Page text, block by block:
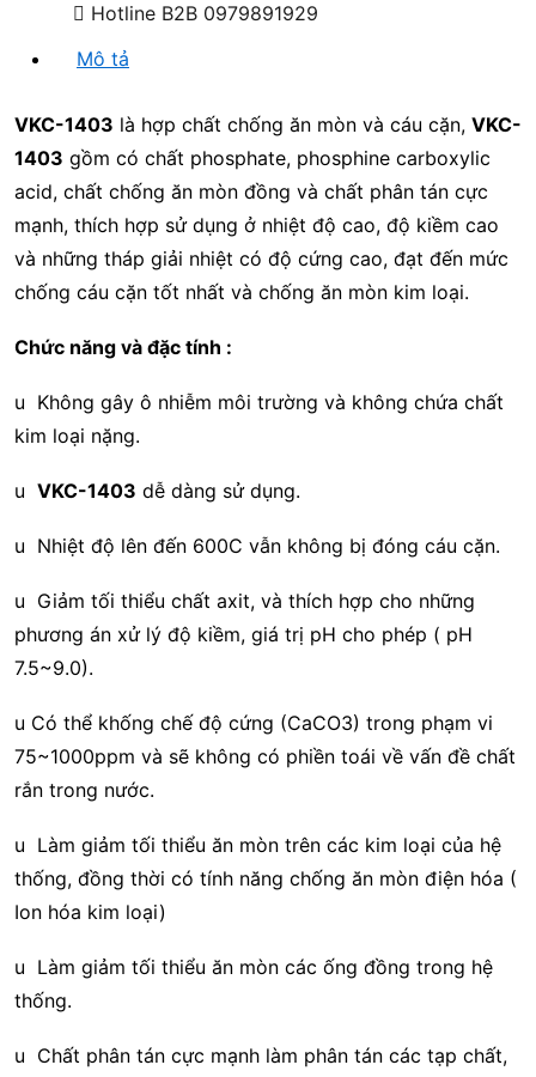
Hotline B2B 0979891929
Mô tả
VKC-1403 là hợp chất chống ăn mòn và cáu cặn, VKC-
1403 gồm có chất phosphate, phosphine carboxylic
acid, chất chống ăn mòn đồng và chất phân tán cực
mạnh, thích hợp sử dụng ở nhiệt độ cao, độ kiềm cao
và những tháp giải nhiệt có độ cứng cao, đạt đến mức
chống cáu cặn tốt nhất và chống ăn mòn kim loại.
Chức năng và đặc tính :
u Không gây ô nhiễm môi trường và không chứa chất
kim loại nặng.
u VKC-1403 dễ dàng sử dụng.
u Nhiệt độ lên đến 600C vẫn không bị đóng cáu cặn.
u Giảm tối thiểu chất axit, và thích hợp cho những
phương án xử lý độ kiềm, giá trị pH cho phép ( pH
7.5~9.0).
u Có thể khống chế độ cứng (CaCO3) trong phạm vi
75~1000ppm và sẽ không có phiền toái về vấn đề chất
rắn trong nước.
u Làm giảm tối thiểu ăn mòn trên các kim loại của hệ
thống, đồng thời có tính năng chống ăn mòn điện hóa (
Ion hóa kim loại)
u Làm giảm tối thiểu ăn mòn các ống đồng trong hệ
thống.
u Chất phân tán cực mạnh làm phân tán các tạp chất,